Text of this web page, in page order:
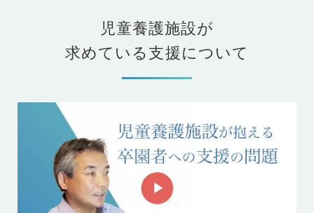
児童養護施設が
求めている支援について